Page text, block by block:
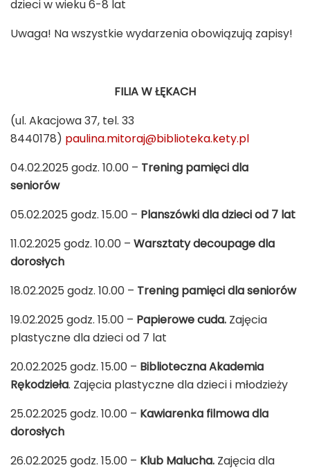
dzieci w wieku 6-8 lat
Uwaga! Na wszystkie wydarzenia obowiązują zapisy!
FILIA W ŁĘKACH
(ul. Akacjowa 37, tel. 33
8440178) paulina.mitoraj@biblioteka.kety.pl
04.02.2025 godz. 10.00 – Trening pamięci dla
seniorów
05.02.2025 godz. 15.00 – Planszówki dla dzieci od 7 lat
11.02.2025 godz. 10.00 – Warsztaty decoupage dla
dorosłych
18.02.2025 godz. 10.00 – Trening pamięci dla seniorów
19.02.2025 godz. 15.00 – Papierowe cuda. Zajęcia
plastyczne dla dzieci od 7 lat
20.02.2025 godz. 15.00 – Biblioteczna Akademia
Rękodzieła. Zajęcia plastyczne dla dzieci i młodzieży
25.02.2025 godz. 10.00 – Kawiarenka filmowa dla
dorosłych
26.02.2025 godz. 15.00 – Klub Malucha. Zajęcia dla